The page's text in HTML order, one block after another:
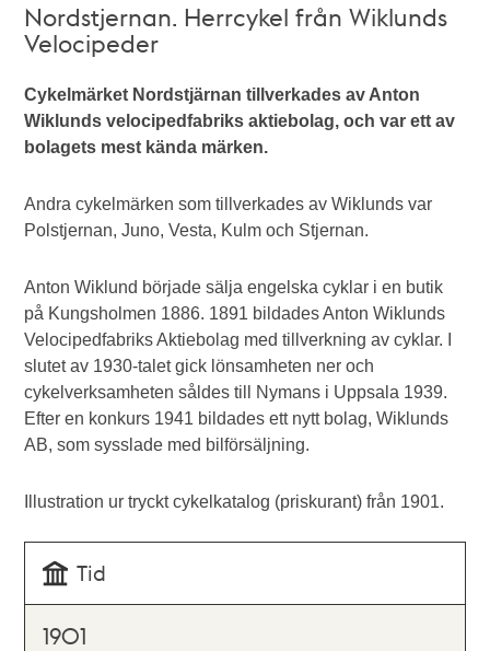
Nordstjernan. Herrcykel från Wiklunds
Velocipeder
Cykelmärket Nordstjärnan tillverkades av Anton
Wiklunds velocipedfabriks aktiebolag, och var ett av
bolagets mest kända märken.
Andra cykelmärken som tillverkades av Wiklunds var
Polstjernan, Juno, Vesta, Kulm och Stjernan.
Anton Wiklund började sälja engelska cyklar i en butik
på Kungsholmen 1886. 1891 bildades Anton Wiklunds
Velocipedfabriks Aktiebolag med tillverkning av cyklar. I
slutet av 1930-talet gick lönsamheten ner och
cykelverksamheten såldes till Nymans i Uppsala 1939.
Efter en konkurs 1941 bildades ett nytt bolag, Wiklunds
AB, som sysslade med bilförsäljning.
Illustration ur tryckt cykelkatalog (priskurant) från 1901.
Tid
1901